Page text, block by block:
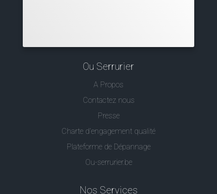
Ou Serrurier
A Propos
Contactez nous
Presse
Charte d’engagement qualité
Plateforme de Dépannage
Ou-serrurier.be
Nos Services